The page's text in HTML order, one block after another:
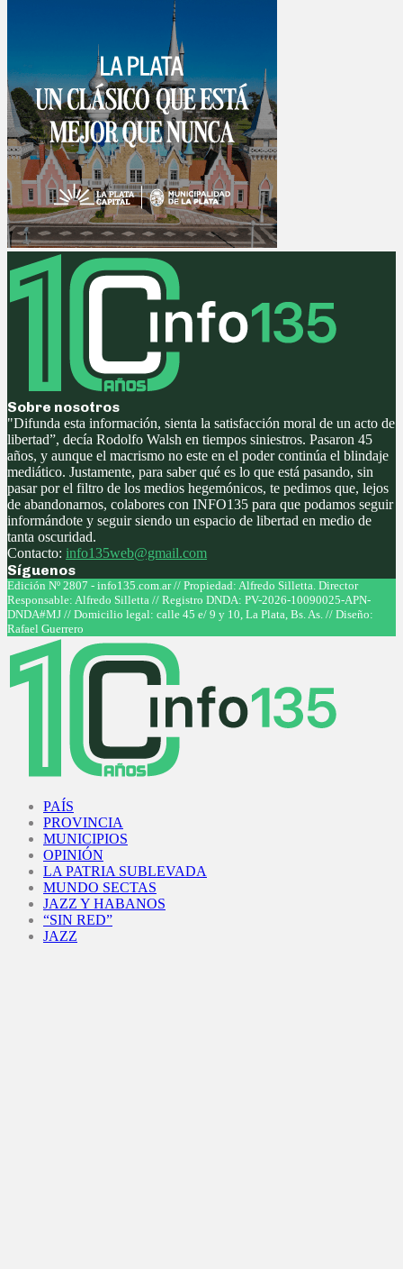
Sobre nosotros
"Difunda esta información, sienta la satisfacción moral de un acto de
libertad”, decía Rodolfo Walsh en tiempos siniestros. Pasaron 45
años, y aunque el macrismo no este en el poder continúa el blindaje
mediático. Justamente, para saber qué es lo que está pasando, sin
pasar por el filtro de los medios hegemónicos, te pedimos que, lejos
de abandonarnos, colabores con INFO135 para que podamos seguir
informándote y seguir siendo un espacio de libertad en medio de
tanta oscuridad.
Contacto: info135web@gmail.com
Síguenos
Facebook
Twitter
Instagram
Youtube
Edición Nº 2807 - info135.com.ar // Propiedad: Alfredo Silletta. Director
Responsable: Alfredo Silletta // Registro DNDA: PV-2026-10090025-APN-
DNDA#MJ // Domicilio legal: calle 45 e/ 9 y 10, La Plata, Bs. As. // Diseño:
Rafael Guerrero
PAÍS
PROVINCIA
MUNICIPIOS
OPINIÓN
LA PATRIA SUBLEVADA
MUNDO SECTAS
JAZZ Y HABANOS
“SIN RED”
JAZZ